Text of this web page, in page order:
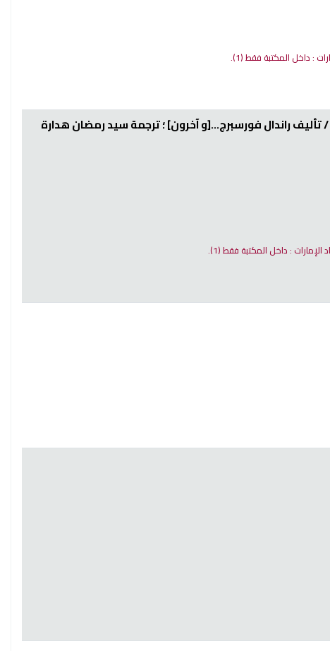
: داخل المكتبة فقط(1).
/تأليف راندال فورسبرج...[و آخرون] ؛ ترجمة سيد رمضان هدارة
الإمارات : داخل المكتبة فقط(1).